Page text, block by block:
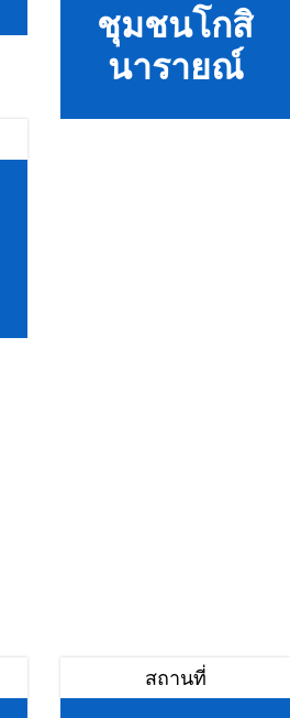
ชุมชนโกสิ
นารายณ์
สถานที่